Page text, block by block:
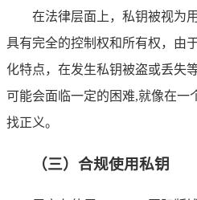
在法律层面上，私钥被视为
具有完全的控制权和所有权，由
化特点，在发生私钥被盗或丢失
可能会面临一定的困难,就像在一
找正义。
（三）合规使用私钥